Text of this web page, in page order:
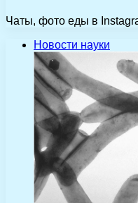
Чаты, фото еды в
Новости науки